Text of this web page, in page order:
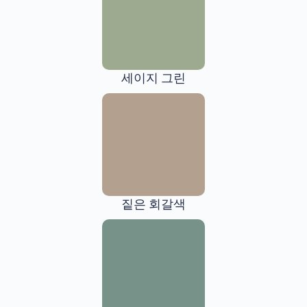
세이지 그린
짙은 회갈색